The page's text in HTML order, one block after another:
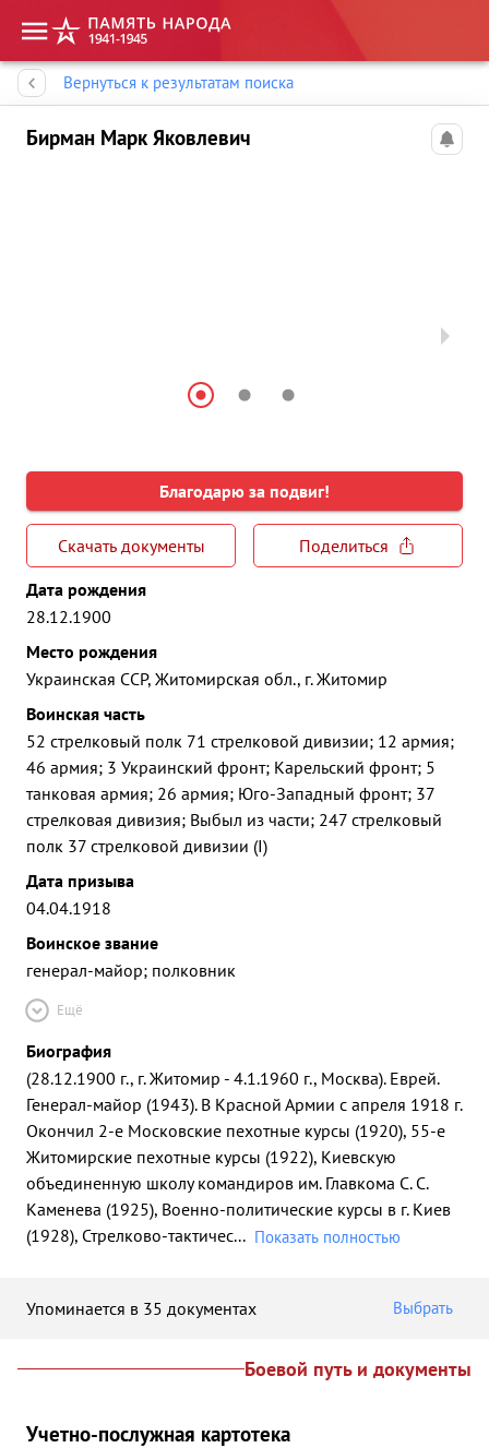
Вернуться к результатам поиска
Бирман Марк Яковлевич
Благодарю за подвиг!
Скачать документы
Поделиться
Дата рождения
28.12.1900
Место рождения
Украинская ССР, Житомирская обл., г. Житомир
Воинская часть
52 стрелковый полк 71 стрелковой дивизии; 12 армия;
46 армия; 3 Украинский фронт; Карельский фронт; 5
танковая армия; 26 армия; Юго-Западный фронт; 37
стрелковая дивизия; Выбыл из части; 247 стрелковый
полк 37 стрелковой дивизии (I)
Дата призыва
04.04.1918
Воинское звание
генерал-майор; полковник
Ещё
Биография
(28.12.1900 г., г. Житомир - 4.1.1960 г., Москва). Еврей.
Генерал-майор (1943). В Красной Армии с апреля 1918 г.
Окончил 2-е Московские пехотные курсы (1920), 55-е
Житомирские пехотные курсы (1922), Киевскую
объединенную школу командиров им. Главкома С. С.
Каменева (1925), Военно-политические курсы в г. Киев
(1928), Стрелково-тактичес... Показать полностью
Упоминается в 35 документах Выбрать
Боевой путь и документы
Учетно-послужная картотека
Память народа